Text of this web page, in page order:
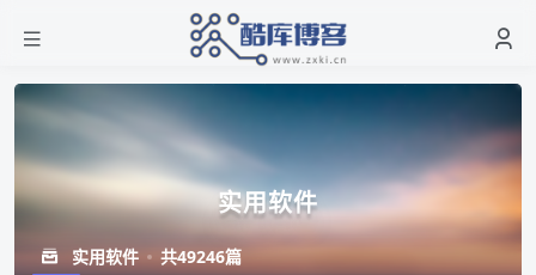
实用软件
实用软件 共49246篇